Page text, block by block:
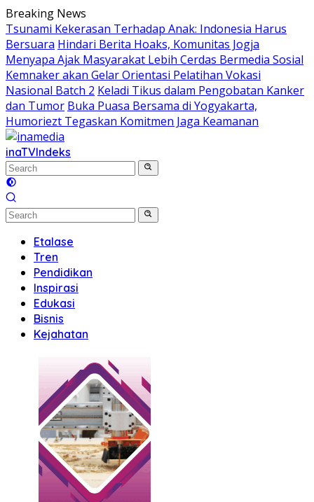
Skip
to
content
Breaking News
Tsunami Kekerasan Terhadap Anak: Indonesia Harus
Bersuara Hindari Berita Hoaks, Komunitas Jogja
Menyapa Ajak Masyarakat Lebih Cerdas Bermedia Sosial
Kemnaker akan Gelar Orientasi Pelatihan Vokasi
Nasional Batch 2 Keladi Tikus dalam Pengobatan Kanker
dan Tumor Buka Puasa Bersama di Yogyakarta,
Humoriezt Tegaskan Komitmen Jaga Keamanan
inaTVIndeks
Etalase
Tren
Pendidikan
Inspirasi
Edukasi
Bisnis
Kejahatan